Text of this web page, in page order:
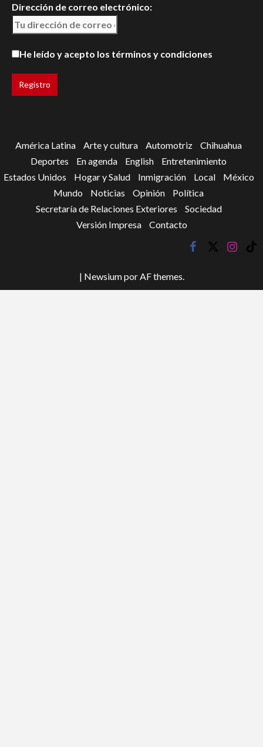
Dirección de correo electrónico:
He leído y acepto los términos y condiciones
América Latina Arte y cultura Automotriz
Chihuahua
Deportes
En agenda English
Entretenimiento
Estados Unidos
Hogar y Salud Inmigración Local
México
Mundo
Noticias Opinión
Política
Secretaría de Relaciones Exteriores
Sociedad
Versión Impresa
Contacto
facebook
twitter
tik
| Newsiumpor AF themes.